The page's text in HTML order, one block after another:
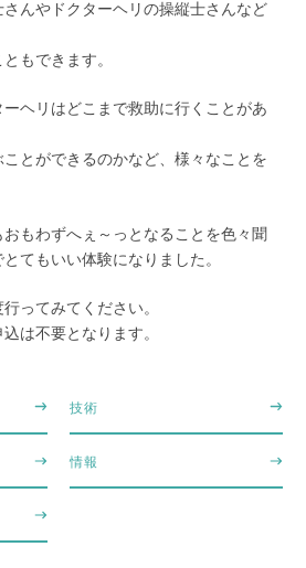
んやドクターヘリの操縦士さんなど
もできます。
ヘリはどこまで救助に行くことがあ
とができるのかなど、様々なことを
もわずへぇ～っとなることを色々聞
てもいい体験になりました。
ってみてください。
は不要となります。
技術
情報